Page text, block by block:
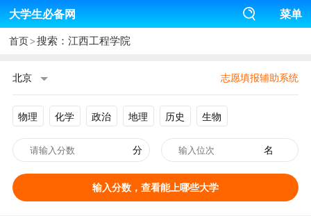
大学生必备网 菜单
首页>搜索：江西工程学院
北京 志愿填报辅助系统
物理 化学 政治 地理 历史 生物
分 名
输入分数，查看能上哪些大学